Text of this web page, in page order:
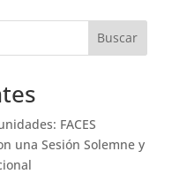
Buscar
FACES
una Sesión Solemne y